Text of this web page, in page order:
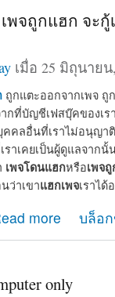
พจถูกแฮก จะ
เมื่อ 25 มิถุนายน
ถูกแตะออกจากเพจ ถู
ากที่บัญชีเฟสบุ๊คของเรา
คลอื่นที่เราไม่อนุญา
ราเคยเป็นผู้ดูแลจากนั้
เพจโดนแฮกหรือเพจ
ว่าเขาแฮกเพจเราได้
more
เพจถูกแฮก จะกู้เ
บล็อ
only